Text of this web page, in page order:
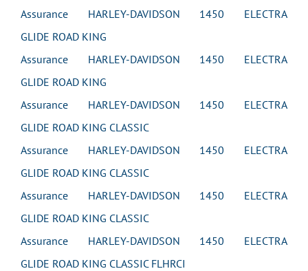
Assurance HARLEY-DAVIDSON 1450 ELECTRA
GLIDE ROAD KING
Assurance HARLEY-DAVIDSON 1450 ELECTRA
GLIDE ROAD KING
Assurance HARLEY-DAVIDSON 1450 ELECTRA
GLIDE ROAD KING CLASSIC
Assurance HARLEY-DAVIDSON 1450 ELECTRA
GLIDE ROAD KING CLASSIC
Assurance HARLEY-DAVIDSON 1450 ELECTRA
GLIDE ROAD KING CLASSIC
Assurance HARLEY-DAVIDSON 1450 ELECTRA
GLIDE ROAD KING CLASSIC FLHRCI